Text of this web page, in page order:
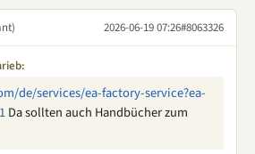
2026-06-19 07:26#8063326
de/services/ea-factory-service?ea-
Da sollten auch Handbücher zum